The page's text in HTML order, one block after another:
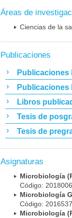
Áreas de
Ciencias de la
Publicaciones
Publicaciones
Publicaciones
Libros
Tesis de
Tesis de
Asignaturas
Microbiología
Código:
Microbiología
Código:
Microbiología